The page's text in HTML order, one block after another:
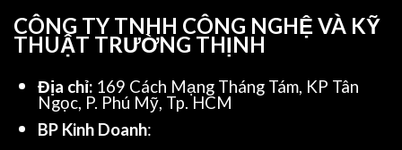
CÔNG TY TNHH CÔNG NGHỆ VÀ KỸ
THUẬT TRƯỜNG THỊNH
Địa chỉ: 169 Cách Mạng Tháng Tám, KP Tân
Ngọc, P. Phú Mỹ, Tp. HCM
BP Kinh Doanh: